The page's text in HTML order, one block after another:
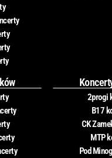
2progi
B17
CK
MTP
Pod